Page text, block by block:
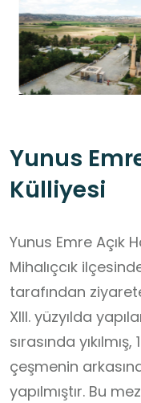
Yunus
Külliyesi
Yunus Emre Açık
Mihalıçcık
tarafından
XIII. yüzyılda
sırasında
çeşmenin
yapılmıştır. Bu